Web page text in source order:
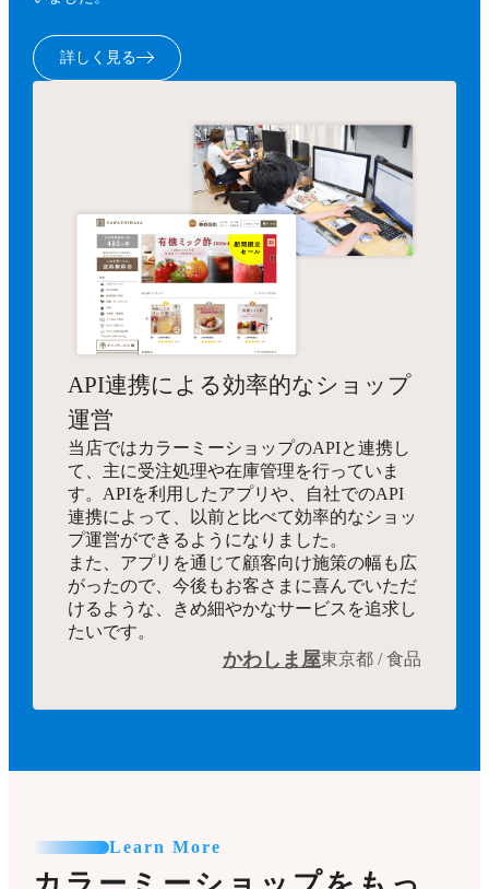
詳しく見る
API連携による効率的なショップ
運営
当店ではカラーミーショップのAPIと連携し
て、主に受注処理や在庫管理を行っていま
す。APIを利用したアプリや、自社でのAPI
連携によって、以前と比べて効率的なショッ
プ運営ができるようになりました。
また、アプリを通じて顧客向け施策の幅も広
がったので、今後もお客さまに喜んでいただ
けるような、きめ細やかなサービスを追求し
たいです。
かわしま屋東京都 / 食品
Learn More